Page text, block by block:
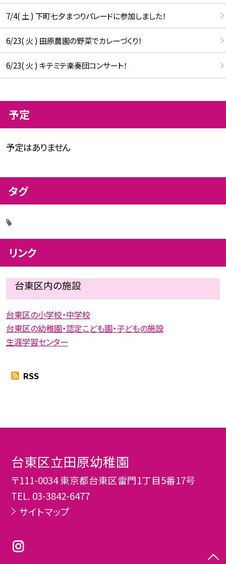
7/4( 土 ) 下町七夕まつりパレードに参加しました！
6/23( 火 ) 田原農園の野菜でカレーづくり！
6/23( 火 ) キテミテ楽奏団コンサート！
予定
予定はありません
タグ
リンク
台東区内の施設
台東区の小学校・中学校
台東区の幼稚園・認定こども園・子どもの施設
生涯学習センター
RSS
台東区立田原幼稚園
〒111-0034 東京都台東区雷門1丁目5番17号
TEL. 03-3842-6477
サイトマップ